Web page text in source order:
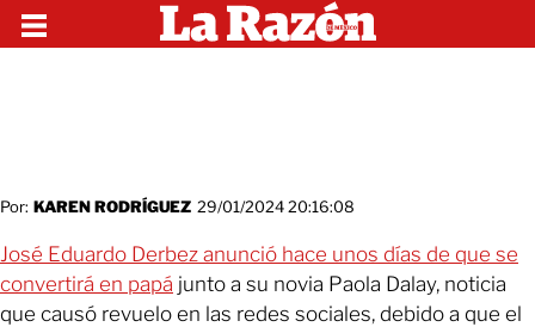
Por: KAREN RODRÍGUEZ 29/01/2024 20:16:08
José Eduardo Derbez anunció hace unos días de que se
convertirá en papá junto a su novia Paola Dalay, noticia
que causó revuelo en las redes sociales, debido a que el